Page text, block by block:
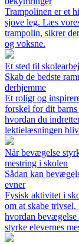
Trampolinen er et
sjove leg. Læs
trampolin, sikrer
og voksne.
Et sted til
Skab de bedste
derhjemme
Et roligt og
forskel for dit
hvordan du
lektielæsningen
Når bevægelse
mestring i skolen
Sådan kan
evner
Fysisk aktivitet i
om at skabe
hvordan
styrke elevernes